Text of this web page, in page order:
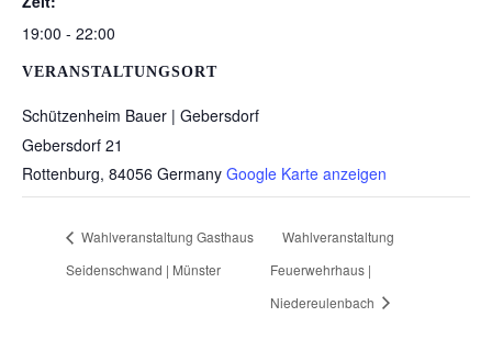
19:00 - 22:00
VERANSTALTUNGSORT
Schützenheim Bauer | Gebersdorf
Gebersdorf 21
Rottenburg, 84056 Germany Google Karte anzeigen
Wahlveranstaltung Gasthaus
Seidenschwand | Münster
Wahlveranstaltung
Feuerwehrhaus |
Niedereulenbach